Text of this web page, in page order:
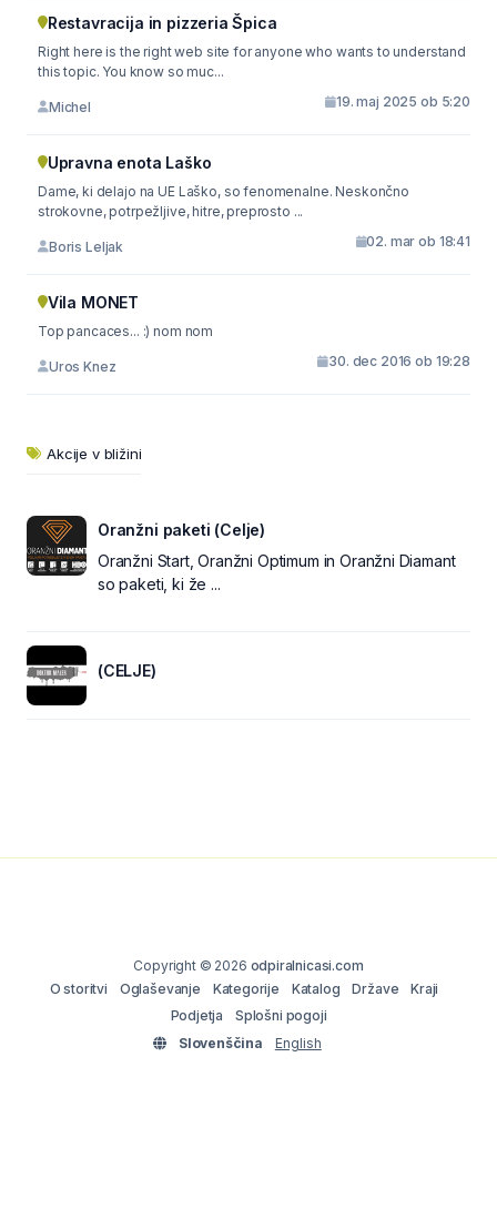
Restavracija in pizzeria Špica
Right here is the right web site for anyone who wants to understand
this topic. You know so muc...
Michel 19. maj 2025 ob 5:20
Upravna enota Laško
Dame, ki delajo na UE Laško, so fenomenalne. Neskončno
strokovne, potrpežljive, hitre, preprosto ...
Boris Leljak 02. mar ob 18:41
Vila MONET
Top pancaces... :) nom nom
Uros Knez 30. dec 2016 ob 19:28
Akcije v bližini
Oranžni paketi (Celje)
Oranžni Start, Oranžni Optimum in Oranžni Diamant
so paketi, ki že ...
(CELJE)
Copyright © 2026 odpiralnicasi.com
O storitvi
Oglaševanje Kategorije Katalog Države
Kraji
Podjetja
Splošni pogoji
Slovenščina
English